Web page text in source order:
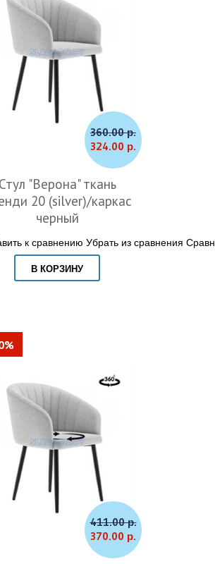
360.00 р.
324.00 р.
Стул "Верона" ткань
20 (silver)/каркас
черный
к сравнению Убрать из сравнения
В КОРЗИНУ
411.00 р.
370.00 р.